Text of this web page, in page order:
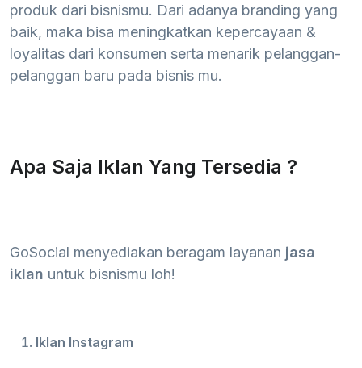
produk dari bisnismu. Dari adanya branding yang
baik, maka bisa meningkatkan kepercayaan &
loyalitas dari konsumen serta menarik pelanggan-
pelanggan baru pada bisnis mu.
Apa Saja Iklan Yang Tersedia ?
GoSocial menyediakan beragam layanan jasa
iklan untuk bisnismu loh!
Iklan Instagram